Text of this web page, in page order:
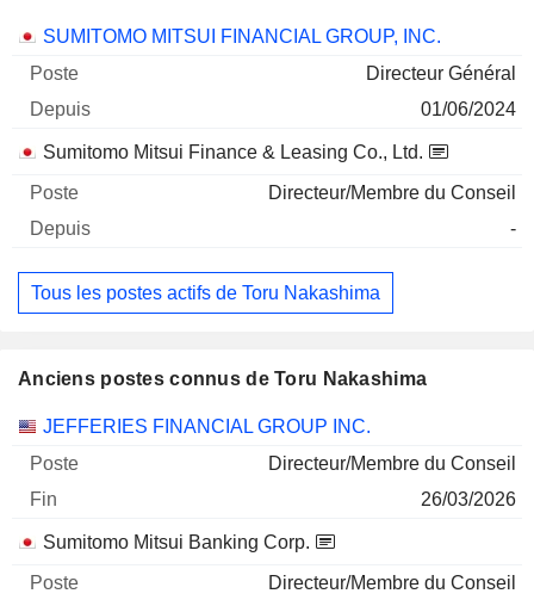
Sociétés Poste Début
SUMITOMO MITSUI FINANCIAL GROUP, INC.
Directeur Général
01/06/2024
Sumitomo Mitsui Finance & Leasing Co., Ltd.
Directeur/Membre du Conseil
-
Tous les postes actifs de Toru Nakashima
Anciens postes connus de Toru Nakashima
Sociétés Poste Fin
JEFFERIES FINANCIAL GROUP INC.
Directeur/Membre du Conseil
26/03/2026
Sumitomo Mitsui Banking Corp.
Directeur/Membre du Conseil